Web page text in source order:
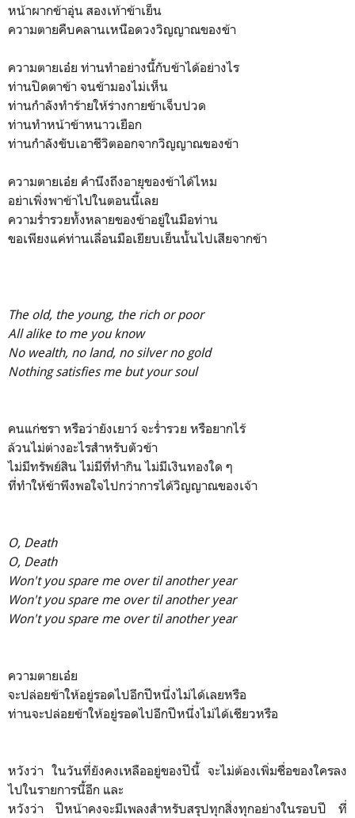
หน้าผากข้าอุ่น สองเท้าข้าเย็น
ความตายคืบคลานเหนือดวงวิญญาณของข้า
ความตายเอ๋ย ท่านทำอย่างนี้กับข้าได้อย่างไร
ท่านปิดตาข้า จนข้ามองไม่เห็น
ท่านกำลังทำร้ายให้ร่างกายข้าเจ็บปวด
ท่านทำหน้าข้าหนาวเยือก
ท่านกำลังขับเอาชีวิตออกจากวิญญาณของข้า
ความตายเอ๋ย คำนึงถึงอายุของข้าได้ไหม
อย่าเพิ่งพาข้าไปในตอนนี้เลย
ความร่ำรวยทั้งหลายของข้าอยู่ในมือท่าน
ขอเพียงแค่ท่านเลื่อนมือเยียบเย็นนั้นไปเสียจากข้า
The old, the young, the rich or poor
All alike to me you know
No wealth, no land, no silver no gold
Nothing satisfies me but your soul
คนแก่ชรา หรือว่ายังเยาว์ จะร่ำรวย หรือยากไร้
ล้วนไม่ต่างอะไรสำหรับตัวข้า
ไม่มีทรัพย์สิน ไม่มีที่ทำกิน ไม่มีเงินทองใด ๆ
ที่ทำให้ข้าพึงพอใจไปกว่าการได้วิญญาณของเจ้า
O, Death
O, Death
Won't you spare me over til another year
Won't you spare me over til another year
Won't you spare me over til another year
ความตายเอ๋ย
จะปล่อยข้าให้อยู่รอดไปอีกปีหนึ่งไม่ได้เลยหรือ
ท่านจะปล่อยข้าให้อยู่รอดไปอีกปีหนึ่งไม่ได้เชียวหรือ
หวังว่า ในวันที่ยังคงเหลืออยู่ของปีนี้ จะไม่ต้องเพิ่มชื่อของใครลง
ไปในรายการนี้อีก และ
หวังว่า ปีหน้าคงจะมีเพลงสำหรับสรุปทุกสิ่งทุกอย่างในรอบปี ที่